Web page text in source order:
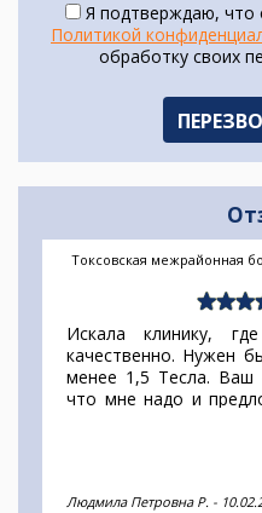
Я подтверждаю, что
Политикой
обработку своих
Токсовская межрайонная
Искала клинику,
качественно. Нужен
менее 1,5 Тесла. Ваш
что мне надо и
цены и адреса.
Людмила Петровна Р. -